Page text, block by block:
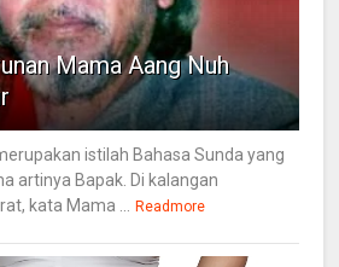
Mama Aang Nuh
istilah Bahasa Sunda yang
artinya Bapak. Di kalangan
kata Mama ... Readmore